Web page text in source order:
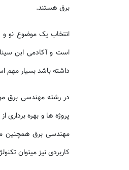
برق هستند.
انتخاب یک موضوع نو و
است و آکادمی ابن
داشته باشد بسیار مهم
در رشته مهندسی برق
پروژه ها و بهره
مهندسی برق همچنین
کاربردی نیز میتوان